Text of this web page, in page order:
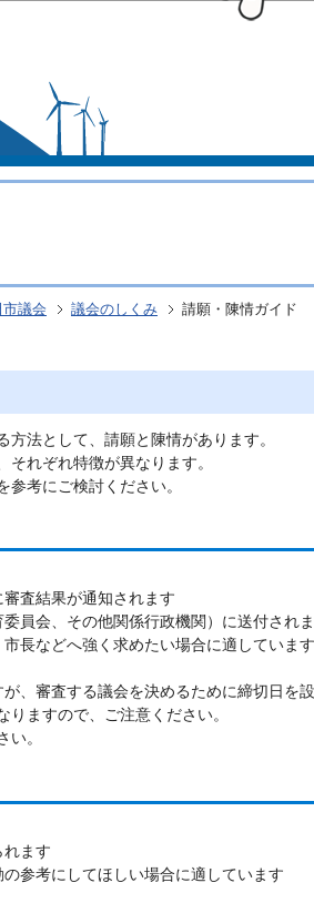
議会 議会のしくみ 請願・陳情ガイド
法として、請願と陳情があります。
れぞれ特徴が異なります。
考にご検討ください。
審査結果が通知されます
員会、その他関係行政機関）に送付され
長などへ強く求めたい場合に適しています
、審査する議会を決めるために締切日を設
ますので、ご注意ください。
。
れます
参考にしてほしい場合に適しています